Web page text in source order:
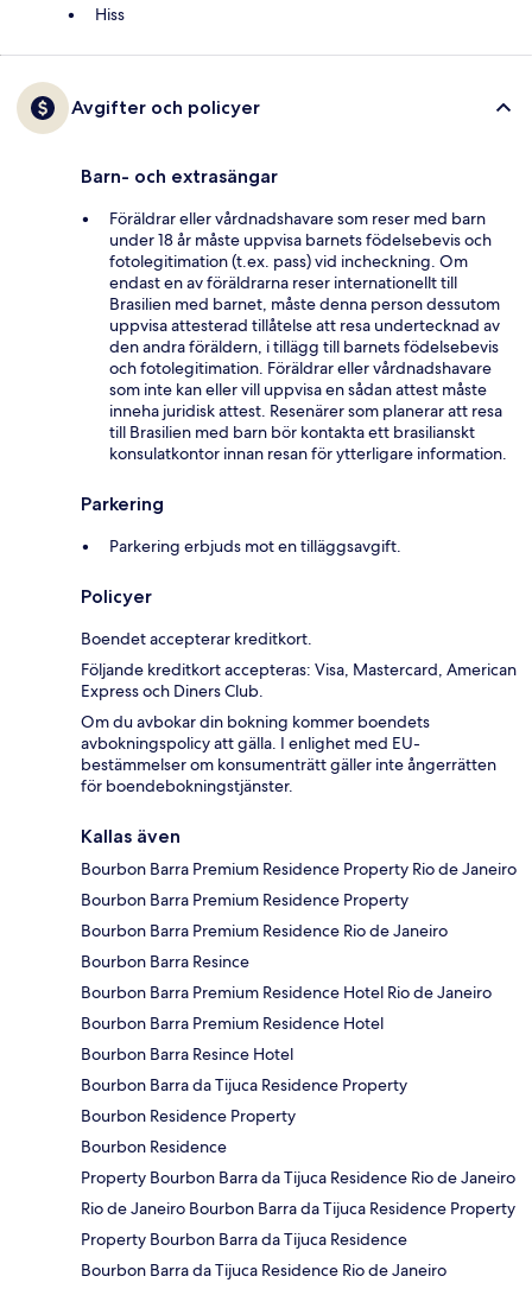
Hiss
Avgifter och policyer
Barn- och extrasängar
Föräldrar eller vårdnadshavare som reser med barn
under 18 år måste uppvisa barnets födelsebevis och
fotolegitimation (t.ex. pass) vid incheckning. Om
endast en av föräldrarna reser internationellt till
Brasilien med barnet, måste denna person dessutom
uppvisa attesterad tillåtelse att resa undertecknad av
den andra föräldern, i tillägg till barnets födelsebevis
och fotolegitimation. Föräldrar eller vårdnadshavare
som inte kan eller vill uppvisa en sådan attest måste
inneha juridisk attest. Resenärer som planerar att resa
till Brasilien med barn bör kontakta ett brasilianskt
konsulatkontor innan resan för ytterligare information.
Parkering
Parkering erbjuds mot en tilläggsavgift.
Policyer
Boendet accepterar kreditkort.
Följande kreditkort accepteras: Visa, Mastercard, American
Express och Diners Club.
Om du avbokar din bokning kommer boendets
avbokningspolicy att gälla. I enlighet med EU-
bestämmelser om konsumenträtt gäller inte ångerrätten
för boendebokningstjänster.
Kallas även
Bourbon Barra Premium Residence Property Rio de Janeiro
Bourbon Barra Premium Residence Property
Bourbon Barra Premium Residence Rio de Janeiro
Bourbon Barra Resince
Bourbon Barra Premium Residence Hotel Rio de Janeiro
Bourbon Barra Premium Residence Hotel
Bourbon Barra Resince Hotel
Bourbon Barra da Tijuca Residence Property
Bourbon Residence Property
Bourbon Residence
Property Bourbon Barra da Tijuca Residence Rio de Janeiro
Rio de Janeiro Bourbon Barra da Tijuca Residence Property
Property Bourbon Barra da Tijuca Residence
Bourbon Barra da Tijuca Residence Rio de Janeiro